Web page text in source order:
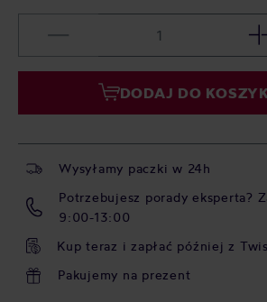
DODAJ DO
Wysyłamy paczki w 24h
Potrzebujesz porady eksperta?
9:00-13:00
Kup teraz i zapłać później z
Pakujemy na prezent